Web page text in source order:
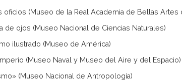
oficios (Museo de la Real Academia de Bellas Artes
de ojos (Museo Nacional de Ciencias Naturales)
ilustrado (Museo de América)
(Museo Naval y Museo del Aire y del Espacio)
(Museo Nacional de Antropología)